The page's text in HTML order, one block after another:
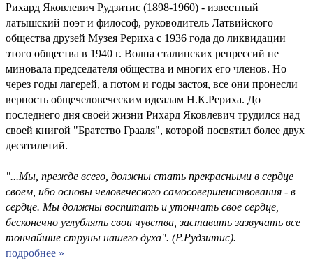
Рихард Яковлевич Рудзитис (1898-1960) - известный
латышский поэт и философ, руководитель Латвийского
общества друзей Музея Рериха с 1936 года до ликвидации
этого общества в 1940 г. Волна сталинских репрессий не
миновала председателя общества и многих его членов. Но
через годы лагерей, а потом и годы застоя, все они пронесли
верность общечеловеческим идеалам Н.К.Рериха. До
последнего дня своей жизни Рихард Яковлевич трудился над
своей книгой "Братство Грааля", которой посвятил более двух
десятилетий.
"...Мы, прежде всего, должны стать прекрасными в сердце
своем, ибо основы человеческого самосовершенствования - в
сердце. Мы должны воспитать и утончать свое сердце,
бесконечно углублять свои чувства, заставить зазвучать все
тончайшие струны нашего духа". (Р.Рудзитис).
подробнее »